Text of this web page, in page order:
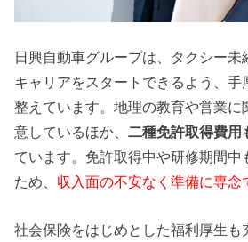
日興自動車グループは、タクシー未
キャリアをスタートできるよう、手
整えています。地理の教育や営業に
意しているほか、二種免許取得費用
ています。免許取得中や研修期間中
ため、 収入面の不安なく準備に専念
社会保険をはじめとした福利厚生も